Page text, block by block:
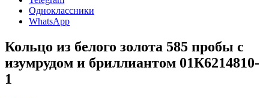
Одноклассники
WhatsApp
Кольцо из белого золота 585 пробы с
изумрудом и бриллиантом 01К6214810-
1